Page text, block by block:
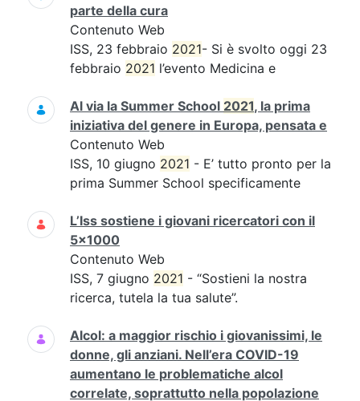
parte della cura
Contenuto Web
ISS, 23 febbraio 2021- Si è svolto oggi 23
febbraio 2021 l’evento Medicina e
Al via la Summer School 2021, la prima
iniziativa del genere in Europa, pensata e
Contenuto Web
ISS, 10 giugno 2021 - E’ tutto pronto per la
prima Summer School specificamente
L’Iss sostiene i giovani ricercatori con il
5x1000
Contenuto Web
ISS, 7 giugno 2021 - “Sostieni la nostra
ricerca, tutela la tua salute”.
Alcol: a maggior rischio i giovanissimi, le
donne, gli anziani. Nell’era COVID-19
aumentano le problematiche alcol
correlate, soprattutto nella popolazione